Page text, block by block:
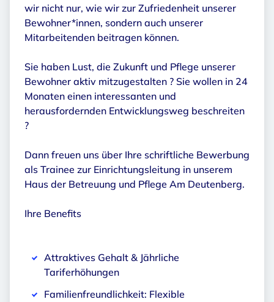
wir nicht nur, wie wir zur Zufriedenheit unserer
Bewohner*innen, sondern auch unserer
Mitarbeitenden beitragen können.
Sie haben Lust, die Zukunft und Pflege unserer
Bewohner aktiv mitzugestalten ? Sie wollen in 24
Monaten einen interessanten und
herausfordernden Entwicklungsweg beschreiten
?
Dann freuen uns über Ihre schriftliche Bewerbung
als Trainee zur Einrichtungsleitung in unserem
Haus der Betreuung und Pflege Am Deutenberg.
Ihre Benefits
Attraktives Gehalt & Jährliche
Tariferhöhungen
Familienfreundlichkeit: Flexible